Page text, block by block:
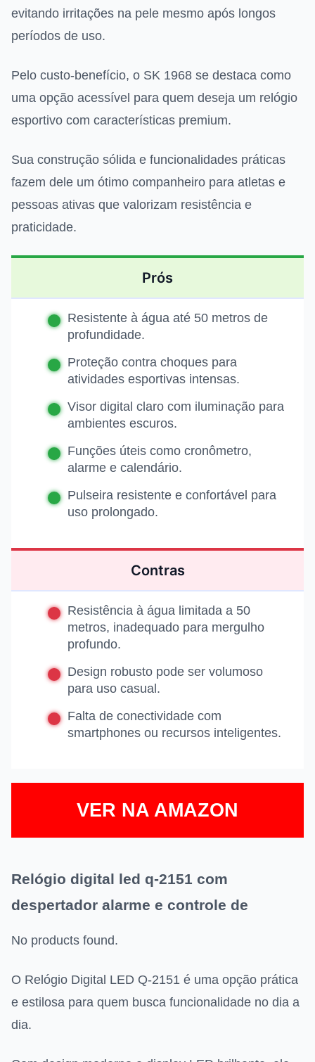
evitando irritações na pele mesmo após longos
períodos de uso.
Pelo custo-benefício, o SK 1968 se destaca como
uma opção acessível para quem deseja um relógio
esportivo com características premium.
Sua construção sólida e funcionalidades práticas
fazem dele um ótimo companheiro para atletas e
pessoas ativas que valorizam resistência e
praticidade.
Prós
Resistente à água até 50 metros de
profundidade.
Proteção contra choques para
atividades esportivas intensas.
Visor digital claro com iluminação para
ambientes escuros.
Funções úteis como cronômetro,
alarme e calendário.
Pulseira resistente e confortável para
uso prolongado.
Contras
Resistência à água limitada a 50
metros, inadequado para mergulho
profundo.
Design robusto pode ser volumoso
para uso casual.
Falta de conectividade com
smartphones ou recursos inteligentes.
VER NA AMAZON
Relógio digital led q-2151 com
despertador alarme e controle de
No products found.
O Relógio Digital LED Q-2151 é uma opção prática
e estilosa para quem busca funcionalidade no dia a
dia.